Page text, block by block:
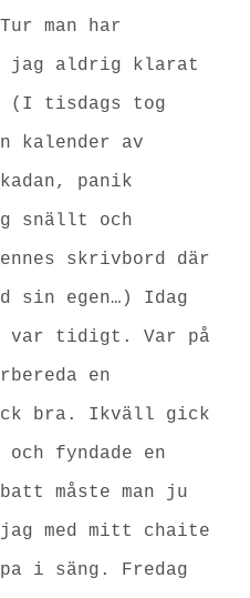
man har
jag aldrig klarat
(I tisdags tog
kalender av
panik
snällt och
skrivbord där
sin egen…)
Idag
var tidigt. Var på
en
bra. Ikväll gick
och fyndade en
måste man ju
jag med mitt chaite
i säng. Fredag